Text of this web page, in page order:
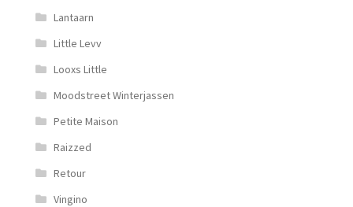
Lantaarn
Little Levv
Looxs Little
Moodstreet Winterjassen
Petite Maison
Raizzed
Retour
Vingino